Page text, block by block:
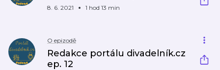
8. 6. 2021 1 hod 13 min
O epizodě
Redakce portálu divadelník.cz
ep. 12